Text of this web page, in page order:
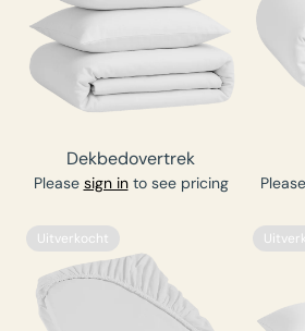
Dekbedovertrek
Please sign into see pricing Please
Uitverkocht